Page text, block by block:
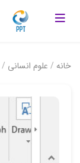
خانه / علوم انسانی /